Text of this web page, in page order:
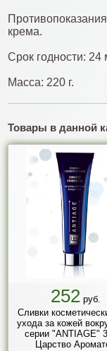
крема.
Срок годности: 24
Масса: 220 г.
Товары в данной
252руб.
Сливки
ухода за кожей
серии "ANTIAGE"
Царство